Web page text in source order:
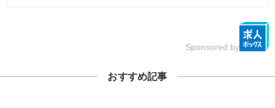
Sponsored by
おすすめ記事